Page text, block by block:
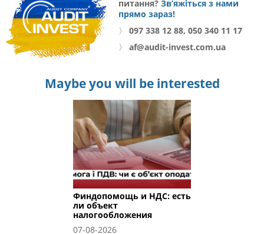
питання? Зв’яжіться з нами
прямо зараз!
〉
097 338 12 88, 050 340 11 17
〉
af@audit-invest.com.ua
Maybe you will be interested
Финдопомощь и НДС: есть
ли объект
налогообложения
07-08-2026